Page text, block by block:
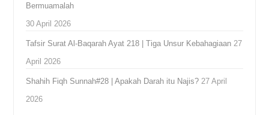
Bermuamalah
30 April 2026
Tafsir Surat Al-Baqarah Ayat 218 | Tiga Unsur Kebahagiaan 27
April 2026
Shahih Fiqh Sunnah#28 | Apakah Darah itu Najis? 27 April
2026